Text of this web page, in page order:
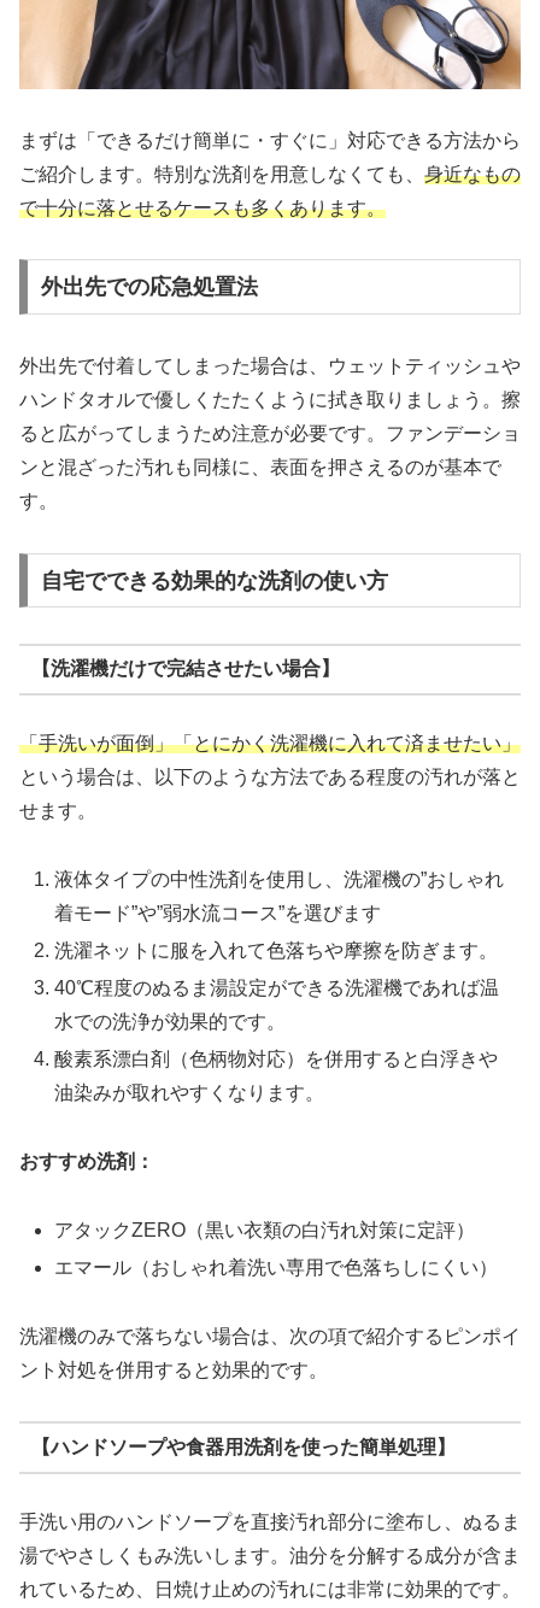
まずは「できるだけ簡単に・すぐに」対応できる方法から
ご紹介します。特別な洗剤を用意しなくても、 身近なもの
で十分に落とせるケースも多くあります。
外出先での応急処置法
外出先で付着してしまった場合は、ウェットティッシュや
ハンドタオルで優しくたたくように拭き取りましょう。擦
ると広がってしまうため注意が必要です。ファンデーショ
ンと混ざった汚れも同様に、表面を押さえるのが基本で
す。
自宅でできる効果的な洗剤の使い方
【洗濯機だけで完結させたい場合】
「手洗いが面倒」「とにかく洗濯機に入れて済ませたい」
という場合は、以下のような方法である程度の汚れが落と
せます。
液体タイプの中性洗剤を使用し、洗濯機の”おしゃれ
着モード”や”弱水流コース”を選びます
洗濯ネットに服を入れて色落ちや摩擦を防ぎます。
40℃程度のぬるま湯設定ができる洗濯機であれば温
水での洗浄が効果的です。
酸素系漂白剤（色柄物対応）を併用すると白浮きや
油染みが取れやすくなります。
おすすめ洗剤：
アタックZERO（黒い衣類の白汚れ対策に定評）
エマール（おしゃれ着洗い専用で色落ちしにくい）
洗濯機のみで落ちない場合は、次の項で紹介するピンポイ
ント対処を併用すると効果的です。
【ハンドソープや食器用洗剤を使った簡単処理】
手洗い用のハンドソープを直接汚れ部分に塗布し、ぬるま
湯でやさしくもみ洗いします。油分を分解する成分が含ま
れているため、日焼け止めの汚れには非常に効果的です。